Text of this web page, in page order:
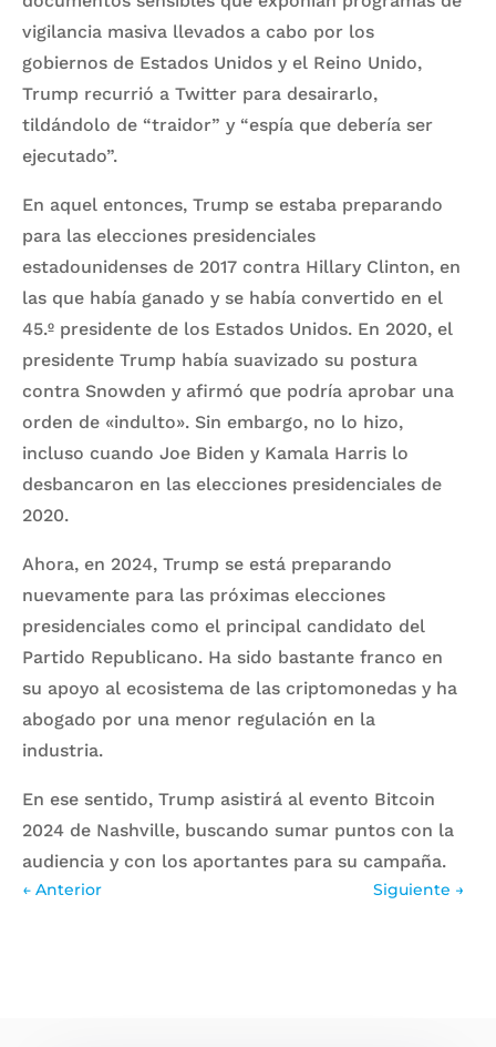
vigilancia masiva llevados a cabo por los
gobiernos de Estados Unidos y el Reino Unido,
Trump recurrió a Twitter para desairarlo,
tildándolo de “traidor” y “espía que debería ser
ejecutado”.
En aquel entonces, Trump se estaba preparando
para las elecciones presidenciales
estadounidenses de 2017 contra Hillary Clinton, en
las que había ganado y se había convertido en el
45.º presidente de los Estados Unidos. En 2020, el
presidente Trump había suavizado su postura
contra Snowden y afirmó que podría aprobar una
orden de «indulto». Sin embargo, no lo hizo,
incluso cuando Joe Biden y Kamala Harris lo
desbancaron en las elecciones presidenciales de
2020.
Ahora, en 2024, Trump se está preparando
nuevamente para las próximas elecciones
presidenciales como el principal candidato del
Partido Republicano. Ha sido bastante franco en
su apoyo al ecosistema de las criptomonedas y ha
abogado por una menor regulación en la
industria.
En ese sentido, Trump asistirá al evento Bitcoin
2024 de Nashville, buscando sumar puntos con la
audiencia y con los aportantes para su campaña.
← Anterior Siguiente →